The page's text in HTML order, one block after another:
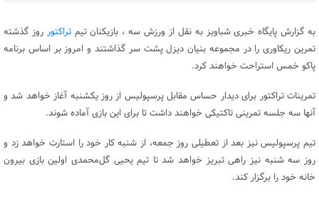
به گزارش پایگاه خبری شباویز به نقل از ورزش سه ، بازیکنان تیمتراکتور روز گذشته
تمرین ریکاوری را در مجموعه بنیان دیزل پشت سر گذاشتند و امروز بر اساس برنامه
پاکو خمس استراحت خواهند کرد.
تمرینات تراکتور برای دیدار حساس مقابل پرسپولیس از روز یکشنبه آغاز خواهد شد و
آنها سه جلسه تمرینی تاکتیکی خواهند داشت تا برای این بازی آماده شوند.
تیم پرسپولیس نیز بعد از تعطیلی روز جمعه، از شنبه کار خود را استارت خواهد زد و
روز سه شنبه نیز راهی تبریز خواهد شد تا تیم یحیی گل‌محمدی اولین بازی بیرون
خانه خود را برگزار کند.